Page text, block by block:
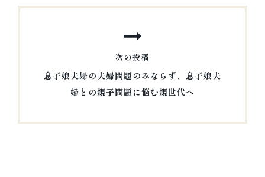
シ
投
次の投稿
息子娘夫婦の夫婦問題のみならず、息子娘夫
婦との親子問題に悩む親世代へ
の